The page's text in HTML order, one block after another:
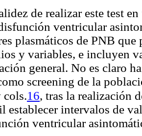
de realizar este test
ventricular
plasmáticos de PNB que
y variables, e incluyen
general. No es claro
screening de la
cols.16, tras la realización
establecer intervalos de
ventricular